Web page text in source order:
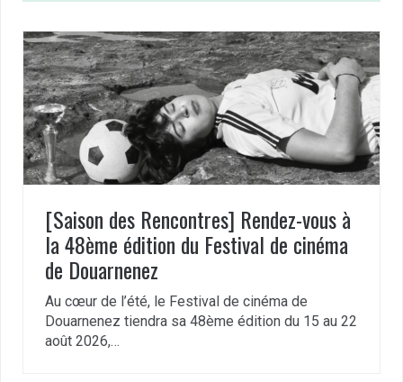
[Saison des Rencontres] Rendez-vous à
la 48ème édition du Festival de cinéma
de Douarnenez
Au cœur de l’été, le Festival de cinéma de
Douarnenez tiendra sa 48ème édition du 15 au 22
août 2026,…